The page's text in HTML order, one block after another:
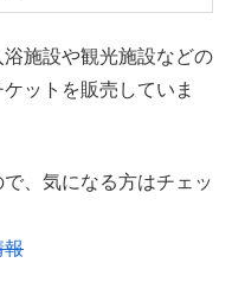
施設や観光施設などの
ットを販売していま
、気になる方はチェッ
報